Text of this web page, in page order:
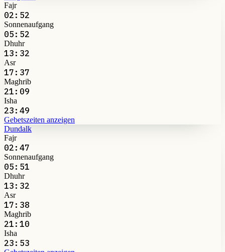
Fajr
02:52
Sonnenaufgang
05:52
Dhuhr
13:32
Asr
17:37
Maghrib
21:09
Isha
23:49
Gebetszeiten anzeigen
Dundalk
Fajr
02:47
Sonnenaufgang
05:51
Dhuhr
13:32
Asr
17:38
Maghrib
21:10
Isha
23:53